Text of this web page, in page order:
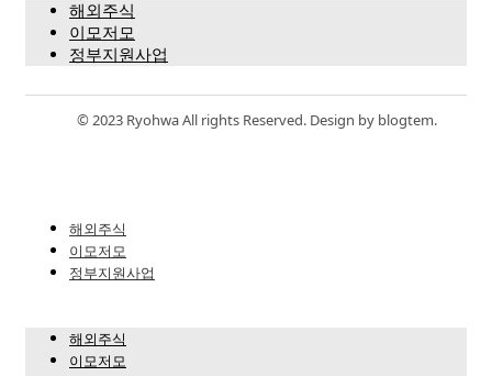
해외주식
이모저모
정부지원사업
© 2023 Ryohwa All rights Reserved. Design by blogtem.
해외주식
이모저모
정부지원사업
해외주식
이모저모